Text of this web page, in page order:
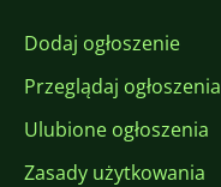
Dodaj ogłoszenie
Przeglądaj ogłoszenia
Ulubione ogłoszenia
Zasady użytkowania